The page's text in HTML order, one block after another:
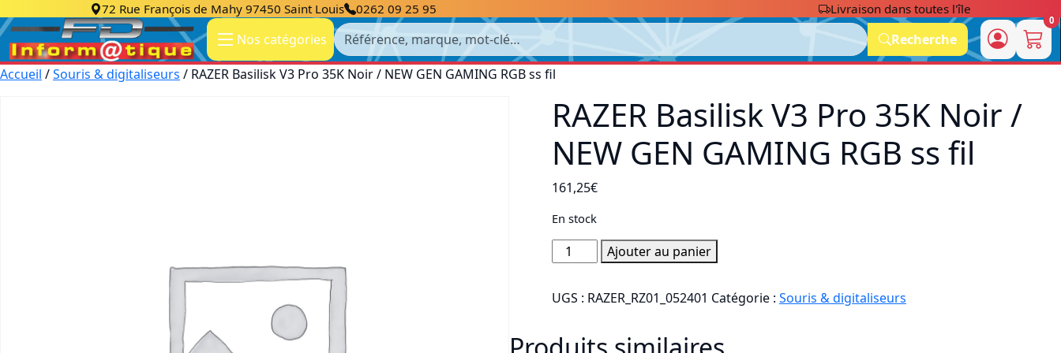
72 Rue François de Mahy 97450 Saint Louis 0262 09 25 95 Livraison dans toutes l'île
Nos catégories Recherche Recherche
0
Accueil /Souris & digitaliseurs / RAZER Basilisk V3 Pro 35K Noir / NEW GEN GAMING RGB ss fil
RAZER Basilisk V3 Pro 35K Noir /
NEW GEN GAMING RGB ss fil
161,25€
En stock
quantité
de
Basilisk
Pro
Ajouter au panier
UGS : RAZER_RZ01_052401 Catégorie : Souris & digitaliseurs